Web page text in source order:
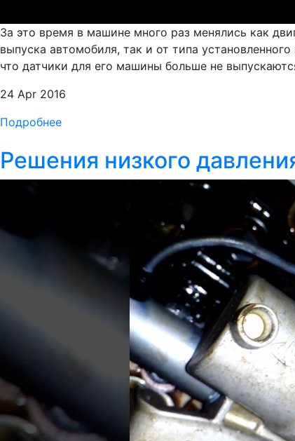
За это время в машине много раз менялись как
выпуска автомобиля, так и от типа
что датчики для его машины больше не
24 Apr 2016
Подробнее
Решения низкого